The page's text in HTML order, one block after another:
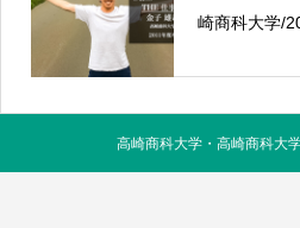
崎商科大学/
高崎商科大学・高崎商科大